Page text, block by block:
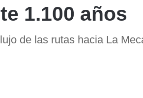
1.100 años
de las rutas hacia La